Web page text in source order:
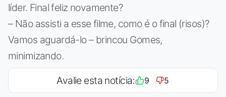
líder. Final feliz novamente?
– Não assisti a esse filme, como é o final (risos)?
Vamos aguardá-lo – brincou Gomes,
minimizando.
Avalie esta notícia: 9 5